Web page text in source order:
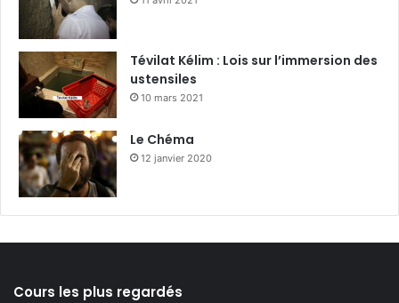
Tévilat Kélim : Lois sur l’immersion des
ustensiles
10 mars 2021
Le Chéma
12 janvier 2020
Cours les plus regardés